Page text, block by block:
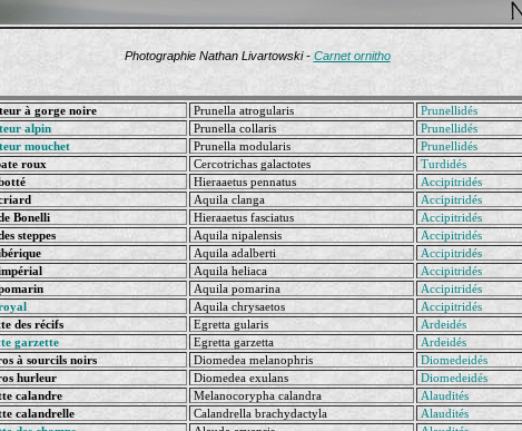
Photographie Nathan Livartowski - Carnet ornitho
à gorge noire Prunella atrogularis
Prunellidés
alpin
Prunella collaris
Prunellidés
mouchet
Prunella modularis
Prunellidés
roux
Cercotrichas galactotes
Turdidés
Hieraaetus pennatus
Accipitridés
Aquila clanga
Accipitridés
Bonelli
Hieraaetus fasciatus
Accipitridés
steppes
Aquila nipalensis
Accipitridés
Aquila adalberti
Accipitridés
Aquila heliaca
Accipitridés
Aquila pomarina
Accipitridés
Aquila chrysaetos
Accipitridés
des récifs
Egretta gularis
Ardeidés
garzette
Egretta garzetta
Ardeidés
à sourcils noirs
Diomedea melanophris
Diomedeidés
hurleur
Diomedea exulans
Diomedeidés
calandre
Melanocorypha calandra
Alaudités
calandrelle
Calandrella brachydactyla
Alaudités